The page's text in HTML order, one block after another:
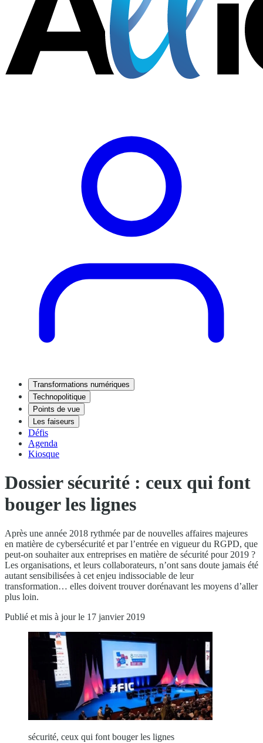
Transformations numériques
Technopolitique
Points de vue
Les faiseurs
Défis
Agenda
Kiosque
Dossier sécurité : ceux qui font
bouger les lignes
Après une année 2018 rythmée par de nouvelles affaires majeures
en matière de cybersécurité et par l’entrée en vigueur du RGPD, que
peut-on souhaiter aux entreprises en matière de sécurité pour 2019 ?
Les organisations, et leurs collaborateurs, n’ont sans doute jamais été
autant sensibilisées à cet enjeu indissociable de leur
transformation… elles doivent trouver dorénavant les moyens d’aller
plus loin.
Publié et mis à jour le 17 janvier 2019
sécurité, ceux qui font bouger les lignes